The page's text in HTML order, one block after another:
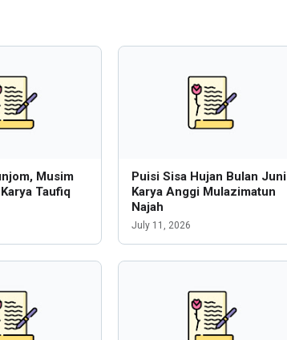
Musim
Taufiq
Puisi Sisa Hujan Bulan Juni
Karya Anggi Mulazimatun
Najah
July 11, 2026